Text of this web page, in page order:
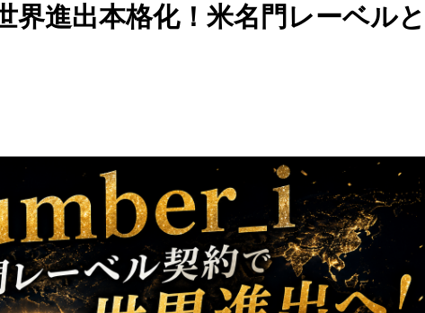
界進出本格化！米名門レーベル